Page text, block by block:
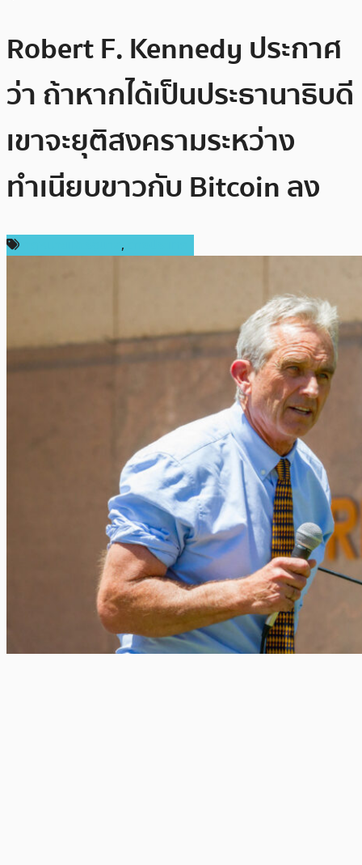
Robert F. Kennedy ประกาศ
ว่า ถ้าหากได้เป็นประธานาธิบดี
เขาจะยุติสงครามระหว่าง
ทำเนียบขาวกับ Bitcoin ลง
,